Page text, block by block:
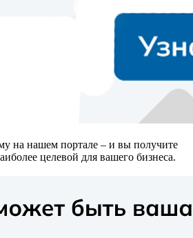
на нашем портале – и вы получите
целевой для вашего бизнеса.